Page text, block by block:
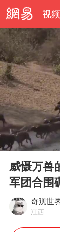
视频
Play
00:00
威慑万兽
军团合围
奇观世
江西